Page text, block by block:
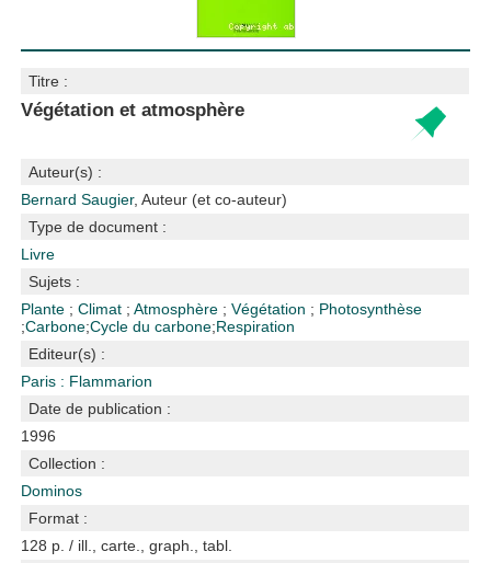
Titre :
Végétation et atmosphère
Auteur(s) :
Bernard Saugier, Auteur (et co-auteur)
Type de document :
Livre
Sujets :
Plante ;Climat ;Atmosphère ;Végétation ; Photosynthèse
;Carbone;Cycle du carbone;Respiration
Editeur(s) :
Paris : Flammarion
Date de publication :
1996
Collection :
Dominos
Format :
128 p. / ill., carte., graph., tabl.